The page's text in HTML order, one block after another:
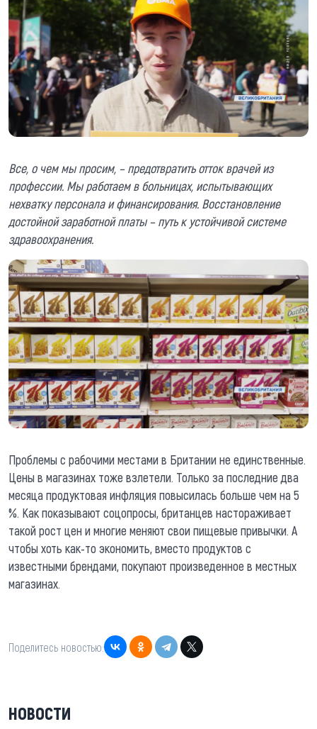
Все, о чем мы просим, – предотвратить отток врачей из
профессии. Мы работаем в больницах, испытывающих
нехватку персонала и финансирования. Восстановление
достойной заработной платы – путь к устойчивой системе
здравоохранения.
Проблемы с рабочими местами в Британии не единственные.
Цены в магазинах тоже взлетели. Только за последние два
месяца продуктовая инфляция повысилась больше чем на 5
%. Как показывают соцопросы, британцев настораживает
такой рост цен и многие меняют свои пищевые привычки. А
чтобы хоть как-то экономить, вместо продуктов с
известными брендами, покупают произведенное в местных
магазинах.
Поделитесь новостью:
НОВОСТИ